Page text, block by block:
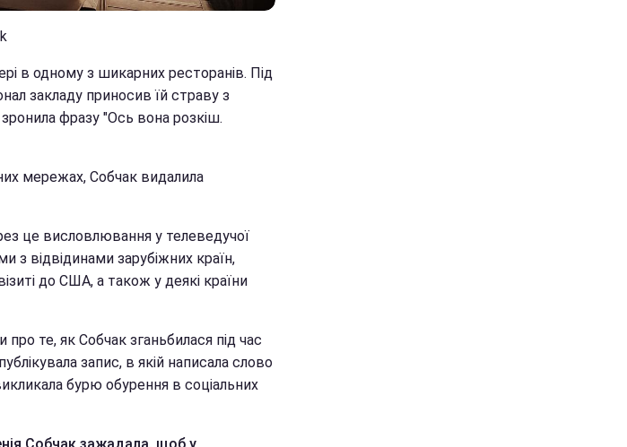
в одному з шикарних ресторанів. Під
закладу приносив їй страву з
фразу "Ось вона розкіш.
мережах, Собчак видалила
це висловлювання у телеведучої
з відвідинами зарубіжних країн,
до США, а також у деякі країни
те, як Собчак зганьбилася під час
запис, в якій написала слово
бурю обурення в соціальних